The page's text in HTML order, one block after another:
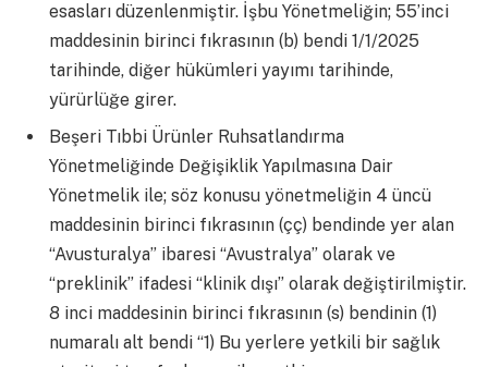
esasları düzenlenmiştir. İşbu Yönetmeliğin; 55’inci
maddesinin birinci fıkrasının (b) bendi 1/1/2025
tarihinde, diğer hükümleri yayımı tarihinde,
yürürlüğe girer.
Beşeri Tıbbi Ürünler Ruhsatlandırma
Yönetmeliğinde Değişiklik Yapılmasına Dair
Yönetmelik ile; söz konusu yönetmeliğin 4 üncü
maddesinin birinci fıkrasının (çç) bendinde yer alan
“Avusturalya” ibaresi “Avustralya” olarak ve
“preklinik” ifadesi “klinik dışı” olarak değiştirilmiştir.
8 inci maddesinin birinci fıkrasının (s) bendinin (1)
numaralı alt bendi “1) Bu yerlere yetkili bir sağlık